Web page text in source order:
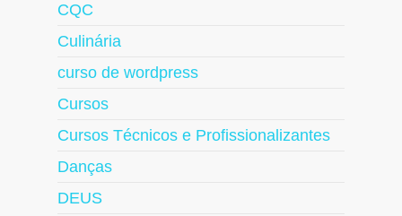
CQC
Culinária
curso de wordpress
Cursos
Cursos Técnicos e Profissionalizantes
Danças
DEUS